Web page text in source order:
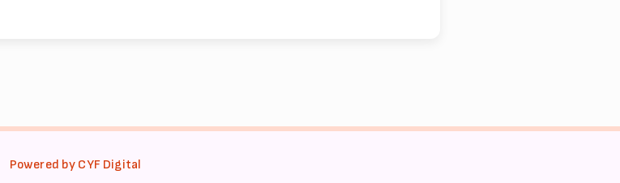
Powered by CYF Digital